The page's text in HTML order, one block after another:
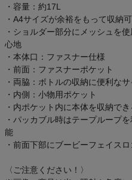
・容量：約17L
・A4サイズが余裕をもって収納
・ショルダー部分にメッシュを
心地
・本体口：ファスナー仕様
・前面：ファスナーポケット
・両脇：ボトルの収納に便利な
・内側：小物用ポケット
・内ポケット内に本体を収納で
・パッカブル時はテープループ
能
・前面下部にブービーフェイス
〈ご注意ください！〉